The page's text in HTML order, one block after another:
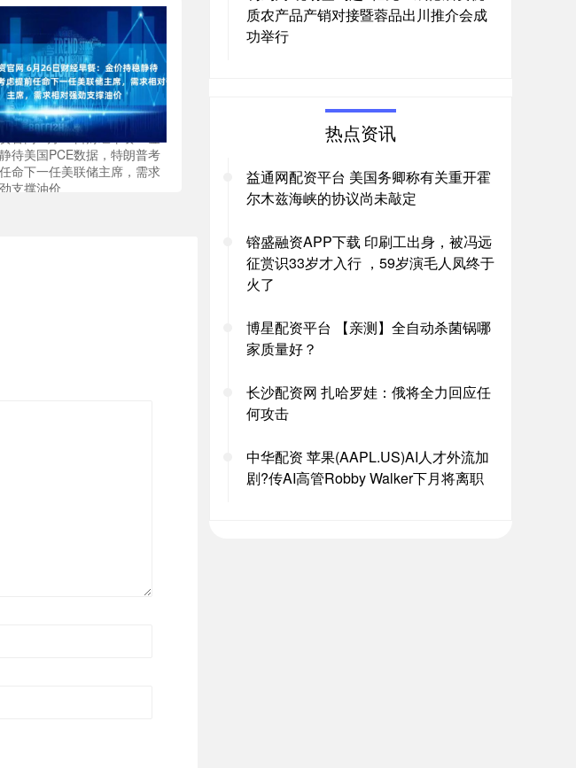
官网 6月26日财经早餐：金
待美国PCE数据，特朗普考
命下一任美联储主席，需求
支撑油价
质农产品产销对接暨蓉品出川推介会成
功举行
热点资讯
益通网配资平台 美国务卿称有关重开霍
尔木兹海峡的协议尚未敲定
镕盛融资APP下载 印刷工出身，被冯远
征赏识33岁才入行 ，59岁演毛人凤终于
火了
博星配资平台 【亲测】全自动杀菌锅哪
家质量好？
长沙配资网 扎哈罗娃：俄将全力回应任
何攻击
中华配资 苹果(AAPL.US)AI人才外流加
剧?传AI高管Robby Walker下月将离职